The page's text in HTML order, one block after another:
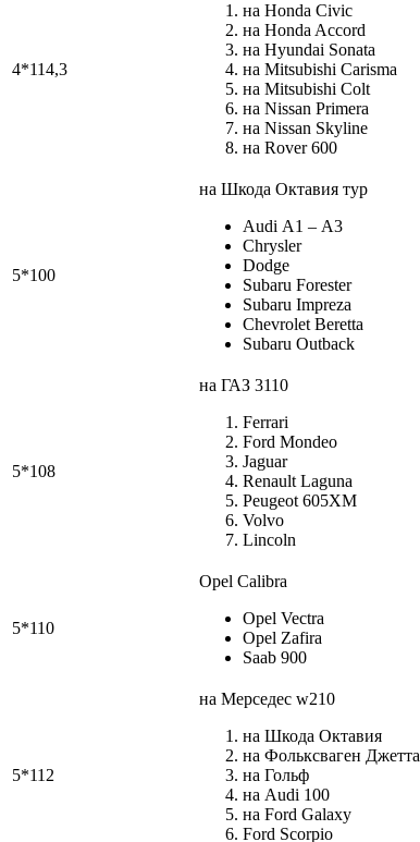
4*114,3
на Honda Civic
на Honda Accord
на Hyundai Sonata
на Mitsubishi Carisma
на Mitsubishi Colt
на Nissan Primera
на Nissan Skyline
на Rover 600
5*100
на Шкода Октавия тур
Audi А1 – А3
Chrysler
Dodge
Subaru Forester
Subaru Impreza
Chevrolet Beretta
Subaru Outback
5*108
на ГАЗ 3110
Ferrari
Ford Mondeo
Jaguar
Renault Laguna
Peugeot 605XM
Volvo
Lincoln
5*110
Opel Calibra
Opel Vectra
Opel Zafira
Saab 900
5*112
на Мерседес w210
на Шкода Октавия
на Фольксваген Джетта
на Гольф
на Audi 100
на Ford Galaxy
Ford Scorpio